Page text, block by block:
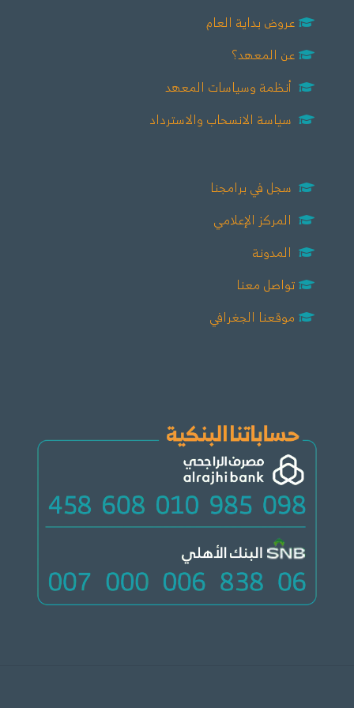
عروض بداية العام
عن المعهد؟
أنظمة وسياسات المعهد
سياسة الانسحاب والاسترداد
سجل في برامجنا
المركز الإعلامي
المدونة
تواصل معنا
موقعنا الجغرافي